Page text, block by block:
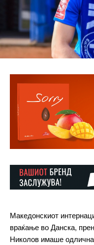
Македонскиот
враќање во Данска,
Николов имаше